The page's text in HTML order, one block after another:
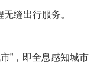
缝出行服务。
，即全息感知城市